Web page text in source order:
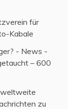
für
Kabale
- News -
– 600
weltweite
zu